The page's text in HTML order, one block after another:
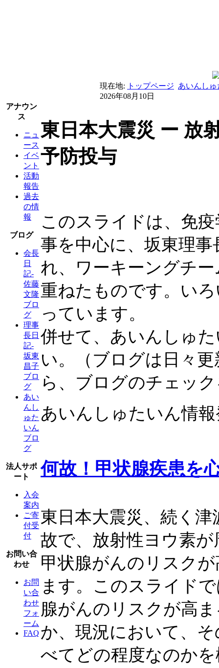
現在地: トップページ あいんし
2026年08月10日
アナウン
ス
ニュ
ース
イベ
ント
活動
報告
過去
の情
報
ブログ
会長
日
記-
佐藤
文隆
ブロ
グ
理事
長日
記-
坂東
昌子
ブロ
グ
あい
んし
ゅた
いん
ブロ
グ
法人サポ
ート
入会
案内
ご寄
付受
付
お問い合
わせ
お問
い合
わせ
フォ
ーム
FAQ
東日本大震災 ー 放
予防投与
このスライドは、免
事を中心に、坂東理
れ、ワーキーングチ
重ねたものです。い
っています。
併せて、あいんしゅ
い。（ブログは日々
ら、ブログのチェッ
あいんしゅたいん情
何故！甲状腺疾患を
東日本大震災、続く
故で、放射性ヨウ素
甲状腺がんのリスク
ます。このスライド
腺がんのリスクが高
か、現況において、
べてどの程度なのか